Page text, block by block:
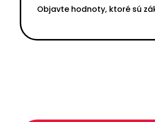
Objavte hodnoty, ktoré sú